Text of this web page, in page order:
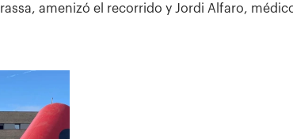
amenizó el recorrido y Jordi Alfaro,